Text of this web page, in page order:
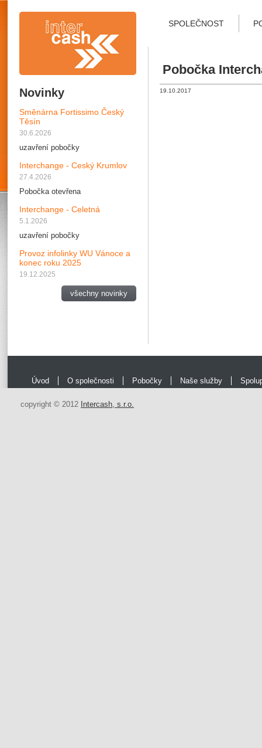
SPOLEČNOST
Novinky
Směnárna Fortissimo Český
Těsín
30.6.2026
uzavření pobočky
Interchange - Ceský Krumlov
27.4.2026
Pobočka otevřena
Interchange - Celetná
5.1.2026
uzavření pobočky
Provoz infolinky WU Vánoce a
konec roku 2025
19.12.2025
všechny novinky
Pobočka
19.10.2017
Úvod O společnosti Pobočky Naše služby
copyright © 2012 Intercash, s.r.o.